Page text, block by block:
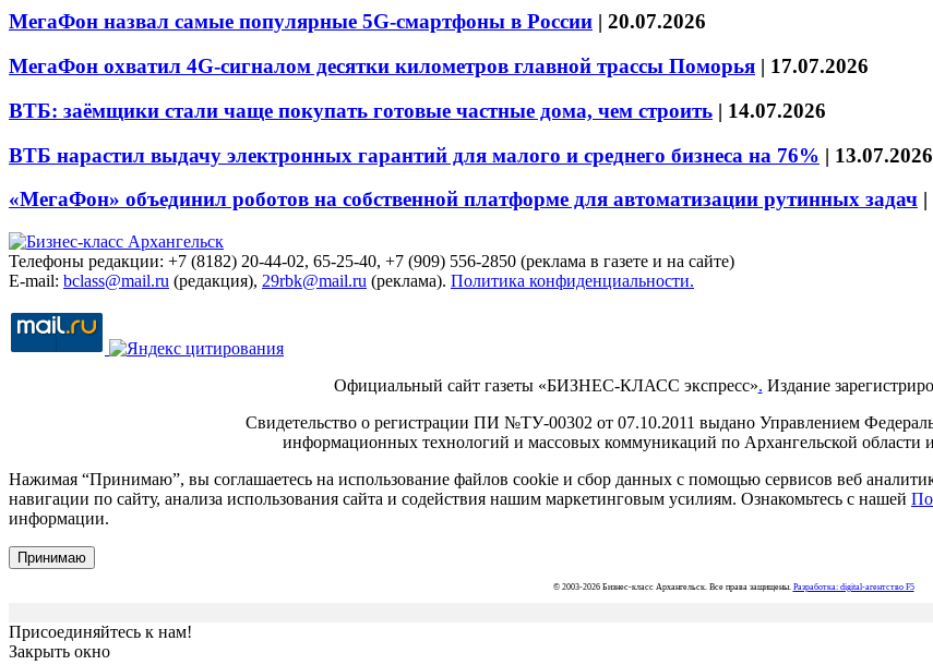
МегаФон назвал самые популярные 5G-смартфоны в России | 20.07.2026
МегаФон охватил 4G-сигналом десятки километров главной трассы Поморья | 17.07.2026
ВТБ: заёмщики стали чаще покупать готовые частные дома, чем строить | 14.07.2026
ВТБ нарастил выдачу электронных гарантий для малого и среднего бизнеса на 76% | 13.07.2026
«МегаФон» объединил роботов на собственной платформе для автоматизации рутинных задач |
Телефоны редакции: +7 (8182) 20-44-02, 65-25-40, +7 (909) 556-2850 (реклама в газете и на сайте)
E-mail: bclass@mail.ru (редакция), 29rbk@mail.ru (реклама). Политика конфиденциальности.
Официальный сайт газеты «БИЗНЕС-КЛАСС экспресс». Издание
Свидетельство о регистрации ПИ №ТУ-00302 от 07.10.2011 выдано Управлением
информационных технологий и массовых коммуникаций по Архангельской области
Нажимая “Принимаю”, вы соглашаетесь на использование файлов cookie и сбор данных с помощью сервисов веб
навигации по сайту, анализа использования сайта и содействия нашим маркетинговым усилиям. Ознакомьтесь с нашей
информации.
Принимаю
© 2003-2026 Бизнес-класс Архангельск. Все права защищены. Разработка: digital-агентство F5
Присоединяйтесь к нам!
Закрыть окно